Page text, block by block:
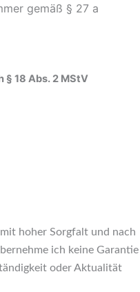
gemäß § 27 a
18 Abs. 2 MStV
hoher Sorgfalt und nach
ich keine Garantie
oder Aktualität